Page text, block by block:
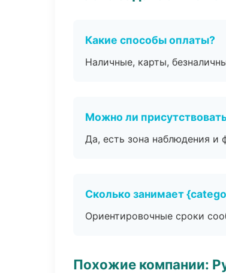
Какие способы оплаты?
Наличные, карты,
Можно ли
Да, есть зона наблюдения и
Сколько занимает
Ориентировочные сроки
Похожие компании: